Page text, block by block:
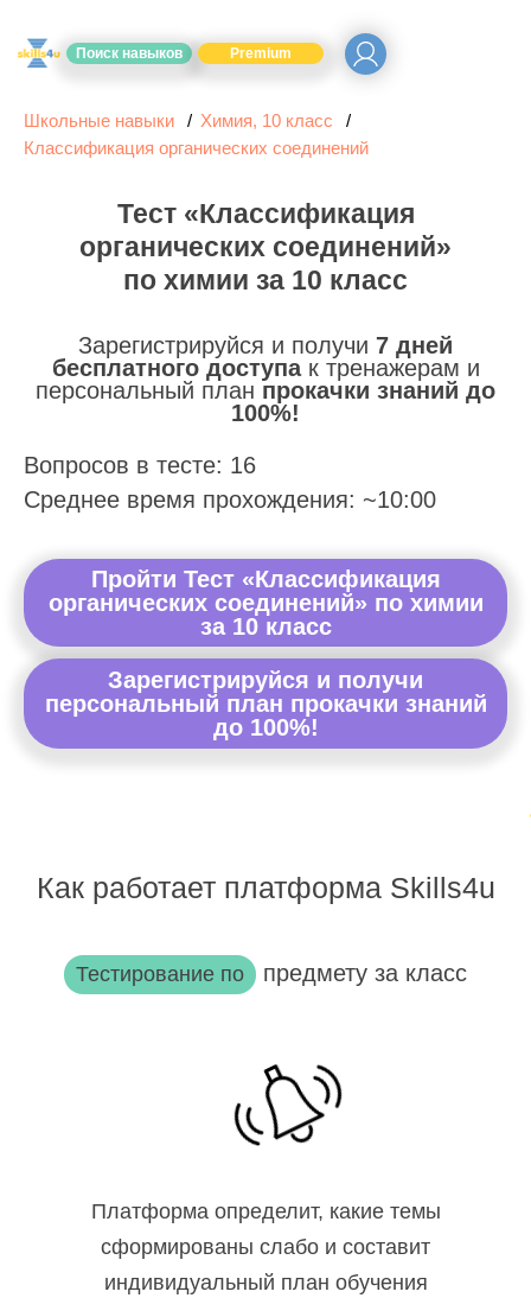
Поиск навыков Premium
Школьные навыки
Химия, 10 класс
Классификация органических соединений
Тест «Классификация
органических соединений»
по химии за 10 класс
Зарегистрируйся и получи 7 дней
бесплатного доступак тренажерам и
персональный план прокачки знаний до
100%!
Вопросов в тесте: 16
Среднее время прохождения: ~10:00
Пройти Тест «Классификация
органических соединений» по химии
за 10 класс
Зарегистрируйся и получи
персональный план прокачки знаний
до 100%!
Как работает платформа Skills4u
Тестирование по предмету за класс
Платформа определит, какие темы
сформированы слабо и составит
индивидуальный план обучения